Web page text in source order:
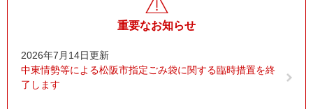
重要なお知らせ
2026年7月14日更新
中東情勢等による松阪市指定ごみ袋に関する臨時措置を終
了します